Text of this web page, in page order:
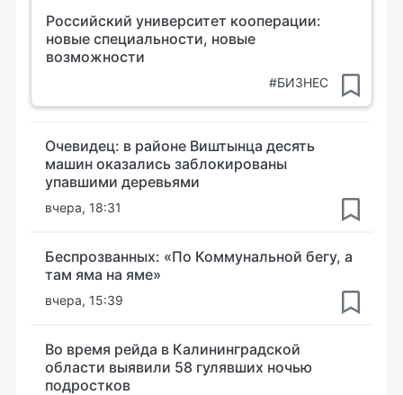
Российский университет кооперации:
новые специальности, новые
возможности
#БИЗНЕС
Очевидец: в районе Виштынца десять
машин оказались заблокированы
упавшими деревьями
вчера, 18:31
Беспрозванных: «По Коммунальной бегу, а
там яма на яме»
вчера, 15:39
Во время рейда в Калининградской
области выявили 58 гулявших ночью
подростков